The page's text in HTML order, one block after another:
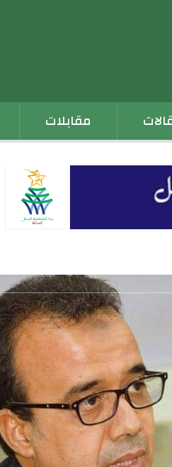
مقابلات